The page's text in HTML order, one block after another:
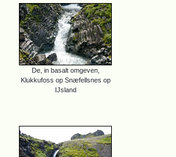
De, in basalt omgeven,
Klukkufoss op Snæfellsnes op
IJsland